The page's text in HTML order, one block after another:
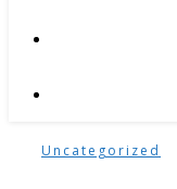
Uncategorized